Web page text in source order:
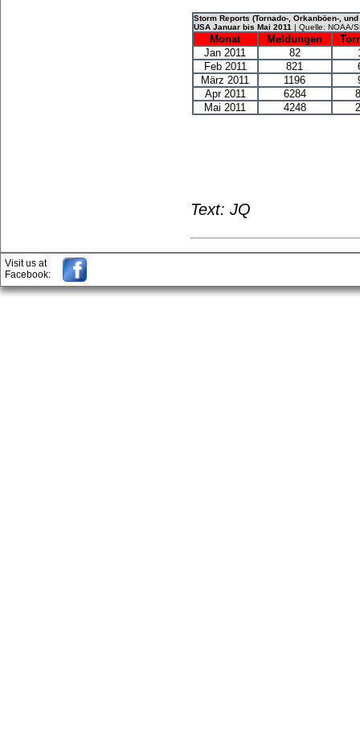
Storm Reports (Tornado-, Orkanböen-,
USA Januar bis Mai 2011 | Quelle: NOAA/
Monat Meldungen
Jan 2011
82
Feb 2011
821
März 2011
1196
Apr 2011
6284
Mai 2011
4248
Text: JQ
Visit us at
Facebook: